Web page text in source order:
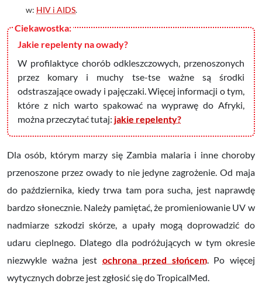
w: HIV i AIDS.
Jakie repelenty na owady?
W profilaktyce chorób odkleszczowych, przenoszonych
przez komary i muchy tse-tse ważne są środki
odstraszające owady i pajęczaki. Więcej informacji o tym,
które z nich warto spakować na wyprawę do Afryki,
można przeczytać tutaj: jakie repelenty?
Dla osób, którym marzy się Zambia malaria i inne choroby
przenoszone przez owady to nie jedyne zagrożenie.Od maja
do października, kiedy trwa tam pora sucha, jest naprawdę
bardzo słonecznie. Należy pamiętać, że promieniowanie UV w
nadmiarze szkodzi skórze, a upały mogą doprowadzić do
udaru cieplnego. Dlatego dla podróżujących w tym okresie
niezwykle ważna jestochrona przed słońcem. Po więcej
wytycznych dobrze jest zgłosić się do TropicalMed.